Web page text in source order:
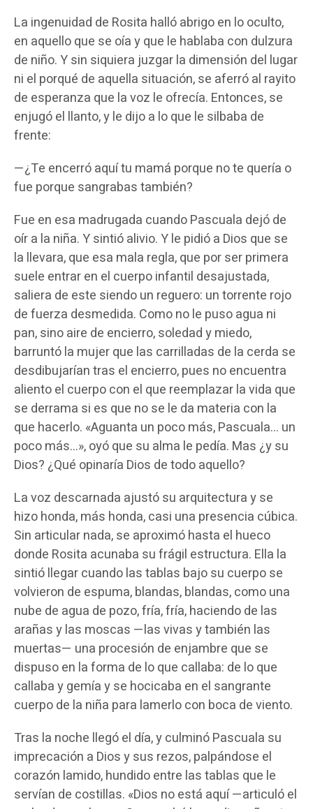
La ingenuidad de Rosita halló abrigo en lo oculto,
en aquello que se oía y que le hablaba con dulzura
de niño. Y sin siquiera juzgar la dimensión del lugar
ni el porqué de aquella situación, se aferró al rayito
de esperanza que la voz le ofrecía. Entonces, se
enjugó el llanto, y le dijo a lo que le silbaba de
frente:
—¿Te encerró aquí tu mamá porque no te quería o
fue porque sangrabas también?
Fue en esa madrugada cuando Pascuala dejó de
oír a la niña. Y sintió alivio. Y le pidió a Dios que se
la llevara, que esa mala regla, que por ser primera
suele entrar en el cuerpo infantil desajustada,
saliera de este siendo un reguero: un torrente rojo
de fuerza desmedida. Como no le puso agua ni
pan, sino aire de encierro, soledad y miedo,
barruntó la mujer que las carrilladas de la cerda se
desdibujarían tras el encierro, pues no encuentra
aliento el cuerpo con el que reemplazar la vida que
se derrama si es que no se le da materia con la
que hacerlo. «Aguanta un poco más, Pascuala… un
poco más…», oyó que su alma le pedía. Mas ¿y su
Dios? ¿Qué opinaría Dios de todo aquello?
La voz descarnada ajustó su arquitectura y se
hizo honda, más honda, casi una presencia cúbica.
Sin articular nada, se aproximó hasta el hueco
donde Rosita acunaba su frágil estructura. Ella la
sintió llegar cuando las tablas bajo su cuerpo se
volvieron de espuma, blandas, blandas, como una
nube de agua de pozo, fría, fría, haciendo de las
arañas y las moscas —las vivas y también las
muertas— una procesión de enjambre que se
dispuso en la forma de lo que callaba: de lo que
callaba y gemía y se hocicaba en el sangrante
cuerpo de la niña para lamerlo con boca de viento.
Tras la noche llegó el día, y culminó Pascuala su
imprecación a Dios y sus rezos, palpándose el
corazón lamido, hundido entre las tablas que le
servían de costillas. «Dios no está aquí —articuló el